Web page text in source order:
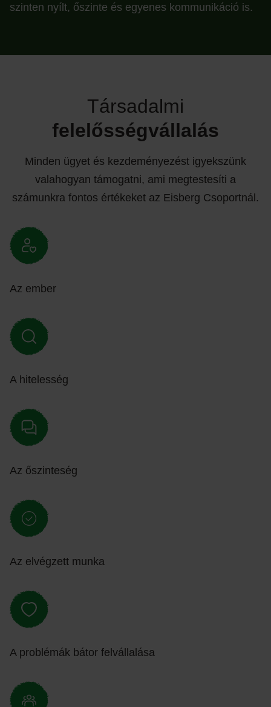
szinten nyílt, őszinte és egyenes kommunikáció is.
Társadalmi
felelősségvállalás
Minden ügyet és kezdeményezést igyekszünk
valahogyan támogatni, ami megtestesíti a
számunkra fontos értékeket az Eisberg Csoportnál.
Az ember
A hitelesség
Az őszinteség
Az elvégzett munka
A problémák bátor felvállalása